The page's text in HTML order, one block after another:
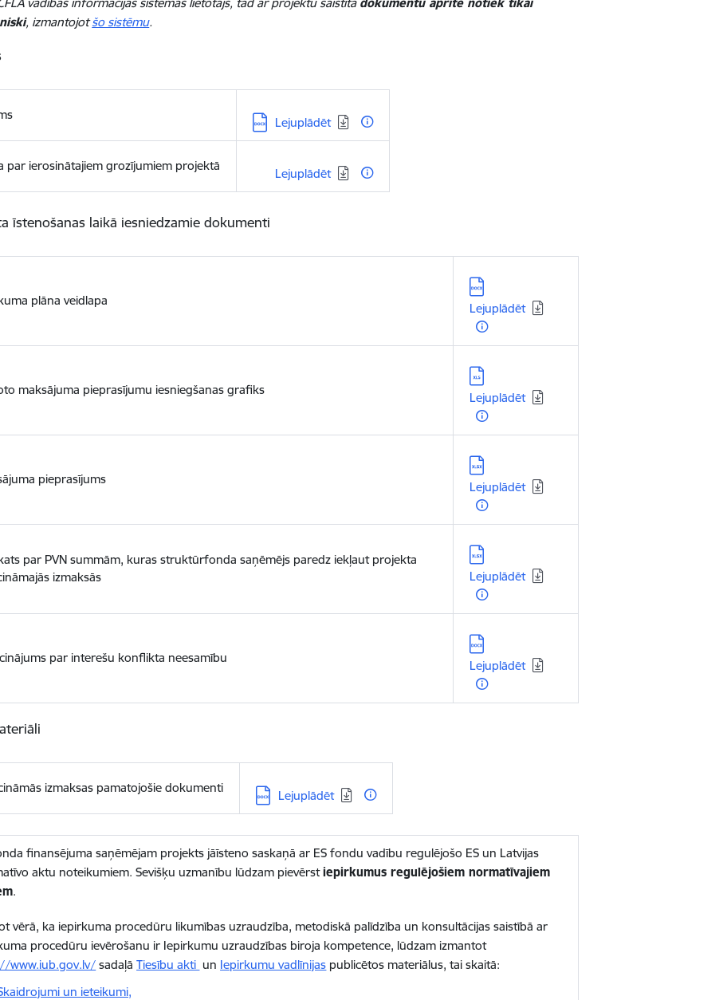
, izmantojotšo sistēmu.
Lejupielādēt:
Lejuplādēt
par ierosinātajiem grozījumiem projektā Lejupielādēt:
Lejuplādēt
īstenošanas laikā iesniedzamie dokumenti
plāna veidlapa
Lejupielādēt:
Lejuplādēt
maksājuma pieprasījumu iesniegšanas grafiks
Lejupielādēt:
Lejuplādēt
pieprasījums
Lejupielādēt:
Lejuplādēt
par PVN summām, kuras struktūrfonda saņēmējs paredz iekļaut projekta
izmaksās
Lejupielādēt:
Lejuplādēt
par interešu konflikta neesamību
Lejupielādēt:
Lejuplādēt
izmaksas pamatojošie dokumenti Lejupielādēt:
Lejuplādēt
finansējuma saņēmējam projekts jāīsteno saskaņā ar ES fondu vadību regulējošo ES un Latvijas
aktu noteikumiem. Sevišķu uzmanību lūdzam pievērstiepirkumus regulējošiem normatīvajiem
.
vērā, ka iepirkuma procedūru likumības uzraudzība, metodiskā palīdzība un konsultācijas saistībā ar
procedūru ievērošanu ir Iepirkumu uzraudzības biroja kompetence, lūdzam izmantot
www.iub.gov.lv/ sadaļāTiesību akti un Iepirkumu vadlīnijas publicētos materiālus, tai skaitā:
un ieteikumi,